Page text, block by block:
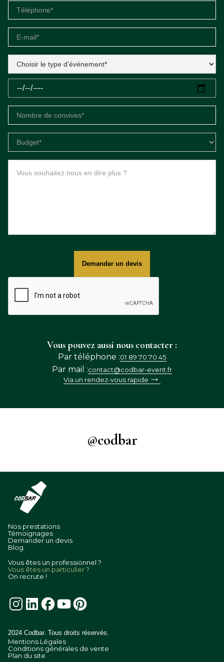
Vous pouvez aussi nous contacter :
Par téléphone :01 89 70 70 45
Par mail :contact@codbar-event.fr
Via un rendez-vous rapide
@codbar
Nos prestations
Témoignages
Demander un devis
Blog
Vous êtes un professionnel ?
Vous êtes un particulier ?
On recrute !
2024 Codbar. Tous droits réservés.
Mentions Légales
Conditions générales de vente
Plan du site